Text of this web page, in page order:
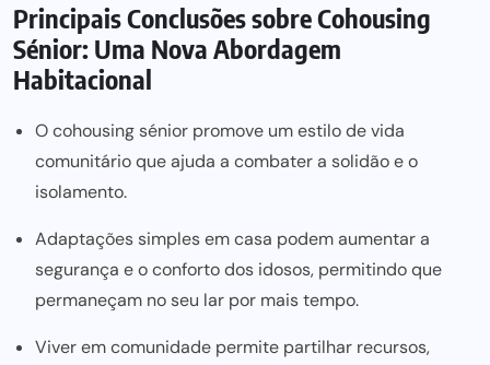
Principais Conclusões sobre Cohousing
Sénior: Uma Nova Abordagem
Habitacional
O cohousing sénior promove um estilo de vida
comunitário que ajuda a combater a solidão e o
isolamento.
Adaptações simples em casa podem aumentar a
segurança e o conforto dos idosos, permitindo que
permaneçam no seu lar por mais tempo.
Viver em comunidade permite partilhar recursos,